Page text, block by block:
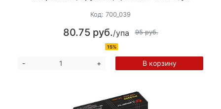
Код: 700_039
80.75 руб./упа 95 руб.
15%
- + В корзину